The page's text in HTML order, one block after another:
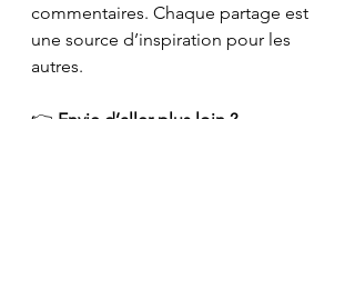
commentaires. Chaque partage est
une source d’inspiration pour les
autres.
👉 Envie d’aller plus loin ?